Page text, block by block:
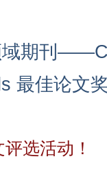
域期刊
最佳论文
选活动！